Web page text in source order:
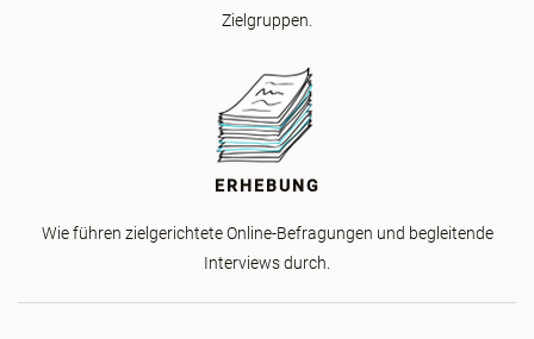
Zielgruppen.
ERHEBUNG
Wie führen zielgerichtete Online-Befragungen und begleitende
Interviews durch.